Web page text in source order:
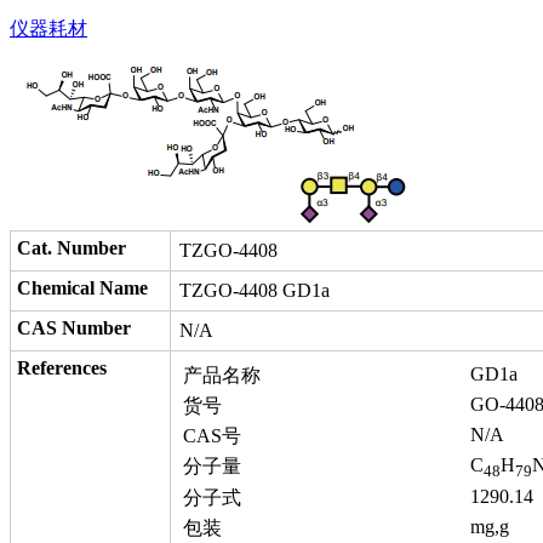
仪器耗材
Cat. Number
TZGO-4408
Chemical Name
TZGO-4408 GD1a
CAS Number
N/A
References
产品名称
GD1a
货号
GO-4408
CAS号
N/A
分子量
C48H79
分子式
1290.14
包装
mg,g